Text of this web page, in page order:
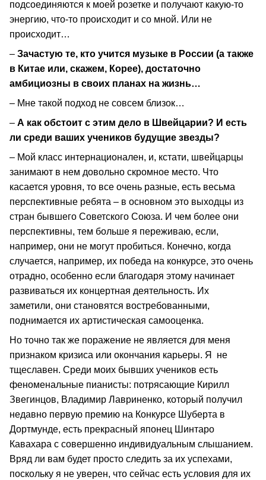
подсоединяются к моей розетке и получают какую-то
энергию, что-то происходит и со мной. Или не
происходит…
– Зачастую те, кто учится музыке в России (а также
в Китае или, скажем, Корее), достаточно
амбициозны в своих планах на жизнь…
– Мне такой подход не совсем близок…
– А как обстоит с этим дело в Швейцарии? И есть
ли среди ваших учеников будущие звезды?
– Мой класс интернационален, и, кстати, швейцарцы
занимают в нем довольно скромное место. Что
касается уровня, то все очень разные, есть весьма
перспективные ребята – в основном это выходцы из
стран бывшего Советского Союза. И чем более они
перспективны, тем больше я переживаю, если,
например, они не могут пробиться. Конечно, когда
случается, например, их победа на конкурсе, это очень
отрадно, особенно если благодаря этому начинает
развиваться их концертная деятельность. Их
заметили, они становятся востребованными,
поднимается их артистическая самооценка.
Но точно так же поражение не является для меня
признаком кризиса или окончания карьеры. Я не
тщеславен. Среди моих бывших учеников есть
феноменальные пианисты: потрясающие Кирилл
Звегинцов, Владимир Лавриненко, который получил
недавно первую премию на Конкурсе Шуберта в
Дортмунде, есть прекрасный японец Шинтаро
Кавахара с совершенно индивидуальным слышанием.
Вряд ли вам будет просто следить за их успехами,
поскольку я не уверен, что сейчас есть условия для их